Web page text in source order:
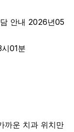
안내 2026년05
01분
까운 치과 위치만